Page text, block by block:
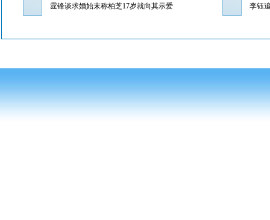
霆锋谈求婚始末称柏芝17岁就向其示爱
李钰